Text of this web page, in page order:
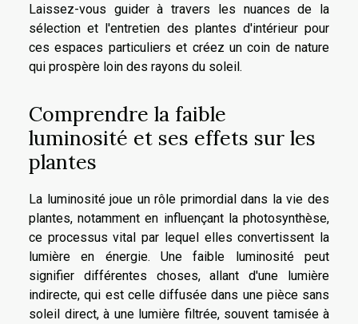
Laissez-vous guider à travers les nuances de la
sélection et l'entretien des plantes d'intérieur pour
ces espaces particuliers et créez un coin de nature
qui prospère loin des rayons du soleil.
Comprendre la faible
luminosité et ses effets sur les
plantes
La luminosité joue un rôle primordial dans la vie des
plantes, notamment en influençant la photosynthèse,
ce processus vital par lequel elles convertissent la
lumière en énergie. Une faible luminosité peut
signifier différentes choses, allant d'une lumière
indirecte, qui est celle diffusée dans une pièce sans
soleil direct, à une lumière filtrée, souvent tamisée à